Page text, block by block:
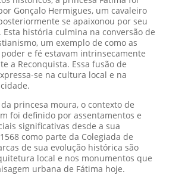
Gonçalo Hermigues, um cavaleiro
se apaixonou por seu
história culmina na conversão de
um exemplo de como as
e fé estavam intrinsecamente
a Reconquista. Essa fusão de
se na cultura local e na
princesa moura, o contexto de
foi definido por assentamentos e
significativas desde a sua
como parte da Colegiada de
de sua evolução histórica são
local e nos monumentos que
urbana de Fátima hoje.